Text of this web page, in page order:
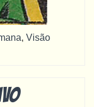
, Visão